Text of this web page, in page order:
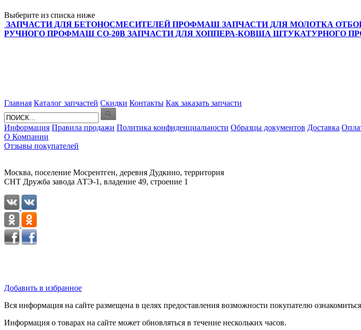
Выберите из списка ниже
ЗАПЧАСТИ ДЛЯ БЕТОНОСМЕСИТЕЛЕЙ ПРОФМАШ ЗАПЧАСТИ ДЛЯ МОЛОТКА
РУЧНОГО ПРОФМАШ СО-20В ЗАПЧАСТИ ДЛЯ ХОППЕРА-КОВША ШТУКАТУРНОГО
Главная Каталог запчастей Скидки Контакты Как заказать запчасти
Информация Правила продажи Политика конфиденциальности Образцы документов Доставка
О Компании
Отзывы покупателей
Москва, поселение Мосрентген, деревня Дудкино, территория
СНТ Дружба завода АТЭ-1, владение 49, строение 1
Добавить в избранное
Вся информация на сайте размещена в целях предоставления возможности покупателю
Информация о товарах на сайте может обновляться в течение нескольких часов.